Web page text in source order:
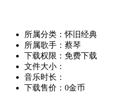
所属分类：怀旧经典
所属歌手：蔡琴
下载权限：免费下载
文件大小：
音乐时长：
下载售价：0金币